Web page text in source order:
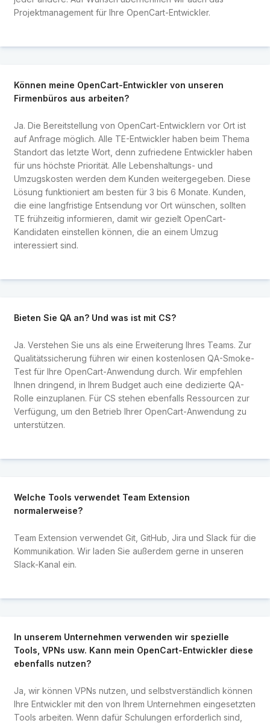
Projektmanagement für Ihre OpenCart-Entwickler.
Können meine OpenCart-Entwickler von unseren
Firmenbüros aus arbeiten?
Ja. Die Bereitstellung von OpenCart-Entwicklern vor Ort ist
auf Anfrage möglich. Alle TE-Entwickler haben beim Thema
Standort das letzte Wort, denn zufriedene Entwickler haben
für uns höchste Priorität. Alle Lebenshaltungs- und
Umzugskosten werden dem Kunden weitergegeben. Diese
Lösung funktioniert am besten für 3 bis 6 Monate. Kunden,
die eine langfristige Entsendung vor Ort wünschen, sollten
TE frühzeitig informieren, damit wir gezielt OpenCart-
Kandidaten einstellen können, die an einem Umzug
interessiert sind.
Bieten Sie QA an? Und was ist mit CS?
Ja. Verstehen Sie uns als eine Erweiterung Ihres Teams. Zur
Qualitätssicherung führen wir einen kostenlosen QA-Smoke-
Test für Ihre OpenCart-Anwendung durch. Wir empfehlen
Ihnen dringend, in Ihrem Budget auch eine dedizierte QA-
Rolle einzuplanen. Für CS stehen ebenfalls Ressourcen zur
Verfügung, um den Betrieb Ihrer OpenCart-Anwendung zu
unterstützen.
Welche Tools verwendet Team Extension
normalerweise?
Team Extension verwendet Git, GitHub, Jira und Slack für die
Kommunikation. Wir laden Sie außerdem gerne in unseren
Slack-Kanal ein.
In unserem Unternehmen verwenden wir spezielle
Tools, VPNs usw. Kann mein OpenCart-Entwickler diese
ebenfalls nutzen?
Ja, wir können VPNs nutzen, und selbstverständlich können
Ihre Entwickler mit den von Ihrem Unternehmen eingesetzten
Tools arbeiten. Wenn dafür Schulungen erforderlich sind,